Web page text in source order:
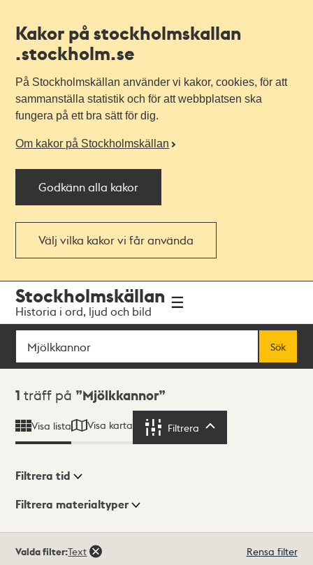
Kakor på stockholmskallan
.stockholm.se
På Stockholmskällan använder vi kakor, cookies, för att
sammanställa statistik och för att webbplatsen ska
fungera på ett bra sätt för dig.
Om kakor på Stockholmskällan
Godkänn alla kakor
Välj vilka kakor vi får använda
navigationen
huvudinnehållet
Stockholmskällan
Historia i ord, ljud och bild
Sök
Sök
Sökresultat
1 träff på Mjölkkannor
Visa lista Visa karta Filtrera
Visningsläge
Filtrera tid
Filtrera materialtyper
träffar
Valda filter:Text Rensa filter